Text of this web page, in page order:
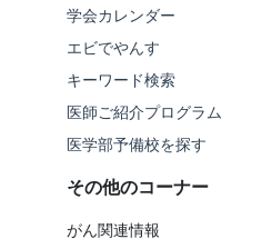
学会カレンダー
エビでやんす
キーワード検索
医師ご紹介プログラム
医学部予備校を探す
その他のコーナー
がん関連情報